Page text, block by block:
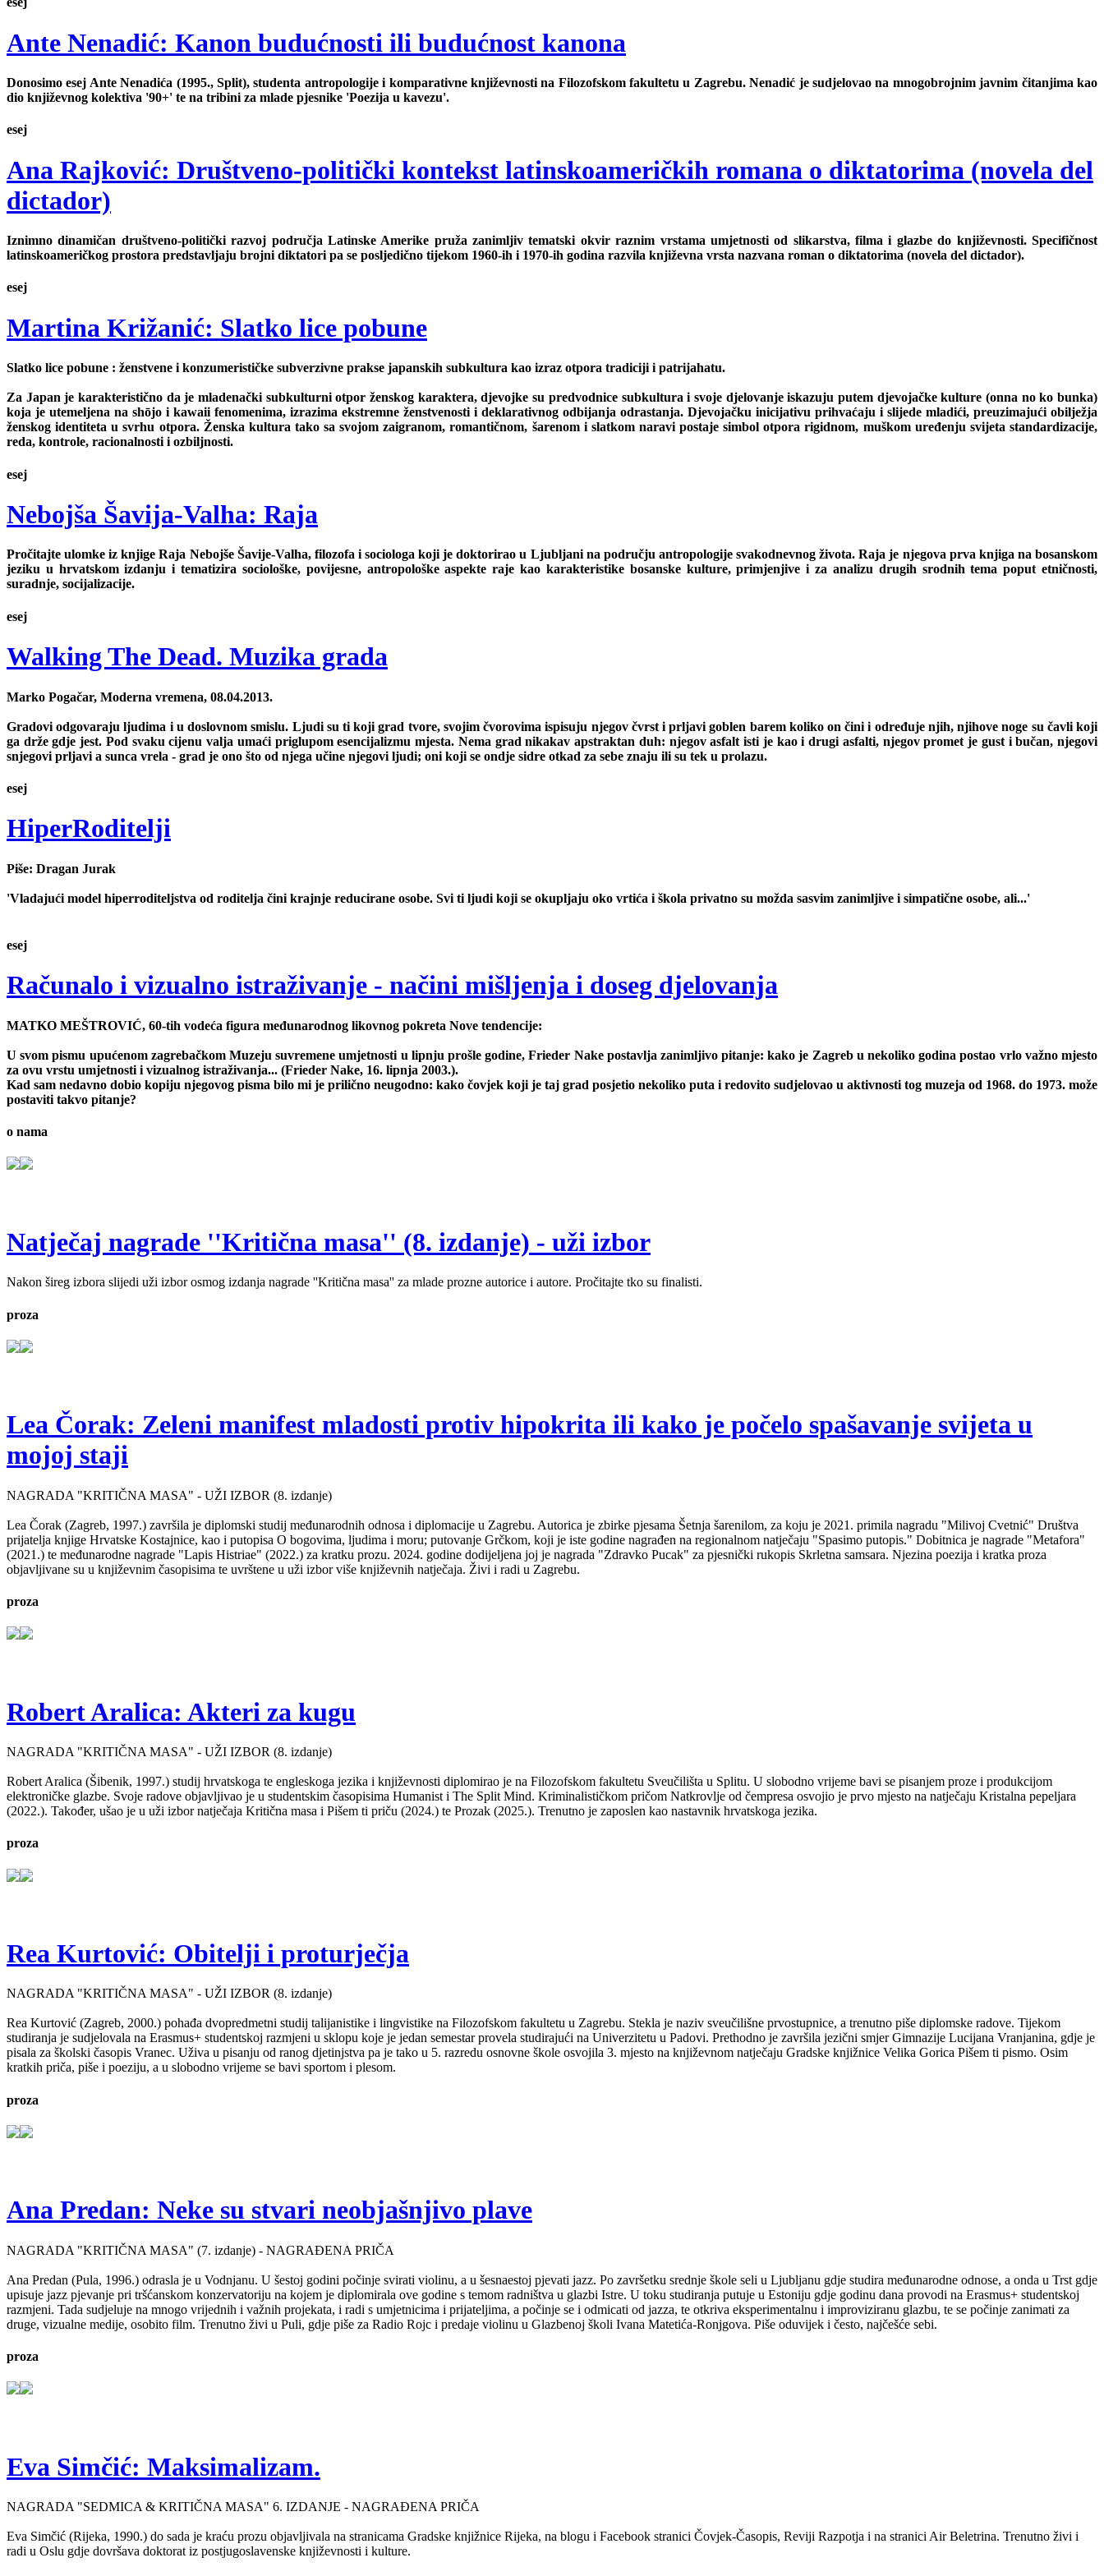
Ante Nenadić: Kanon budućnosti ili budućnost kanona
Donosimo esej Ante Nenadića (1995., Split), studenta antropologije i komparativne književnosti na Filozofskom fakultetu u Zagrebu. Nenadić je sudjelovao na mnogobrojnim javnim čitanjima kao
dio književnog kolektiva '90+' te na tribini za mlade pjesnike 'Poezija u kavezu'.
esej
Ana Rajković: Društveno-politički kontekst latinskoameričkih romana o diktatorima (novela del
dictador)
Iznimno dinamičan društveno-politički razvoj područja Latinske Amerike pruža zanimljiv tematski okvir raznim vrstama umjetnosti od slikarstva, filma i glazbe do književnosti. Specifičnost
latinskoameričkog prostora predstavljaju brojni diktatori pa se posljedično tijekom 1960-ih i 1970-ih godina razvila književna vrsta nazvana roman o diktatorima (novela del dictador).
esej
Martina Križanić: Slatko lice pobune
Slatko lice pobune : ženstvene i konzumerističke subverzivne prakse japanskih subkultura kao izraz otpora tradiciji i patrijahatu.
Za Japan je karakteristično da je mladenački subkulturni otpor ženskog karaktera, djevojke su predvodnice subkultura i svoje djelovanje iskazuju putem djevojačke kulture (onna no ko bunka)
koja je utemeljena na shōjo i kawaii fenomenima, izrazima ekstremne ženstvenosti i deklarativnog odbijanja odrastanja. Djevojačku inicijativu prihvaćaju i slijede mladići, preuzimajući obilježja
ženskog identiteta u svrhu otpora. Ženska kultura tako sa svojom zaigranom, romantičnom, šarenom i slatkom naravi postaje simbol otpora rigidnom, muškom uređenju svijeta standardizacije,
reda, kontrole, racionalnosti i ozbiljnosti.
esej
Nebojša Šavija-Valha: Raja
Pročitajte ulomke iz knjige Raja Nebojše Šavije-Valha, filozofa i sociologa koji je doktorirao u Ljubljani na području antropologije svakodnevnog života. Raja je njegova prva knjiga na bosanskom
jeziku u hrvatskom izdanju i tematizira sociološke, povijesne, antropološke aspekte raje kao karakteristike bosanske kulture, primjenjive i za analizu drugih srodnih tema poput etničnosti,
suradnje, socijalizacije.
esej
Walking The Dead. Muzika grada
Marko Pogačar, Moderna vremena, 08.04.2013.
Gradovi odgovaraju ljudima i u doslovnom smislu. Ljudi su ti koji grad tvore, svojim čvorovima ispisuju njegov čvrst i prljavi goblen barem koliko on čini i određuje njih, njihove noge su čavli koji
ga drže gdje jest. Pod svaku cijenu valja umaći priglupom esencijalizmu mjesta. Nema grad nikakav apstraktan duh: njegov asfalt isti je kao i drugi asfalti, njegov promet je gust i bučan, njegovi
snjegovi prljavi a sunca vrela - grad je ono što od njega učine njegovi ljudi; oni koji se ondje sidre otkad za sebe znaju ili su tek u prolazu.
esej
HiperRoditelji
Piše: Dragan Jurak
'Vladajući model hiperroditeljstva od roditelja čini krajnje reducirane osobe. Svi ti ljudi koji se okupljaju oko vrtića i škola privatno su možda sasvim zanimljive i simpatične osobe, ali...'
esej
Računalo i vizualno istraživanje - načini mišljenja i doseg djelovanja
MATKO MEŠTROVIĆ, 60-tih vodeća figura međunarodnog likovnog pokreta Nove tendencije:
U svom pismu upućenom zagrebačkom Muzeju suvremene umjetnosti u lipnju prošle godine, Frieder Nake postavlja zanimljivo pitanje: kako je Zagreb u nekoliko godina postao vrlo važno mjesto
za ovu vrstu umjetnosti i vizualnog istraživanja... (Frieder Nake, 16. lipnja 2003.).
Kad sam nedavno dobio kopiju njegovog pisma bilo mi je prilično neugodno: kako čovjek koji je taj grad posjetio nekoliko puta i redovito sudjelovao u aktivnosti tog muzeja od 1968. do 1973. može
postaviti takvo pitanje?
o nama
Natječaj nagrade ''Kritična masa'' (8. izdanje) - uži izbor
Nakon šireg izbora slijedi uži izbor osmog izdanja nagrade ''Kritična masa'' za mlade prozne autorice i autore. Pročitajte tko su finalisti.
proza
Lea Čorak: Zeleni manifest mladosti protiv hipokrita ili kako je počelo spašavanje svijeta u
mojoj staji
NAGRADA "KRITIČNA MASA" - UŽI IZBOR (8. izdanje)
Lea Čorak (Zagreb, 1997.) završila je diplomski studij međunarodnih odnosa i diplomacije u Zagrebu. Autorica je zbirke pjesama Šetnja šarenilom, za koju je 2021. primila nagradu "Milivoj Cvetnić" Društva
prijatelja knjige Hrvatske Kostajnice, kao i putopisa O bogovima, ljudima i moru; putovanje Grčkom, koji je iste godine nagrađen na regionalnom natječaju "Spasimo putopis." Dobitnica je nagrade "Metafora"
(2021.) te međunarodne nagrade "Lapis Histriae" (2022.) za kratku prozu. 2024. godine dodijeljena joj je nagrada "Zdravko Pucak" za pjesnički rukopis Skrletna samsara. Njezina poezija i kratka proza
objavljivane su u književnim časopisima te uvrštene u uži izbor više književnih natječaja. Živi i radi u Zagrebu.
proza
Robert Aralica: Akteri za kugu
NAGRADA "KRITIČNA MASA" - UŽI IZBOR (8. izdanje)
Robert Aralica (Šibenik, 1997.) studij hrvatskoga te engleskoga jezika i književnosti diplomirao je na Filozofskom fakultetu Sveučilišta u Splitu. U slobodno vrijeme bavi se pisanjem proze i produkcijom
elektroničke glazbe. Svoje radove objavljivao je u studentskim časopisima Humanist i The Split Mind. Kriminalističkom pričom Natkrovlje od čempresa osvojio je prvo mjesto na natječaju Kristalna pepeljara
(2022.). Također, ušao je u uži izbor natječaja Kritična masa i Pišem ti priču (2024.) te Prozak (2025.). Trenutno je zaposlen kao nastavnik hrvatskoga jezika.
proza
Rea Kurtović: Obitelji i proturječja
NAGRADA "KRITIČNA MASA" - UŽI IZBOR (8. izdanje)
Rea Kurtović (Zagreb, 2000.) pohađa dvopredmetni studij talijanistike i lingvistike na Filozofskom fakultetu u Zagrebu. Stekla je naziv sveučilišne prvostupnice, a trenutno piše diplomske radove. Tijekom
studiranja je sudjelovala na Erasmus+ studentskoj razmjeni u sklopu koje je jedan semestar provela studirajući na Univerzitetu u Padovi. Prethodno je završila jezični smjer Gimnazije Lucijana Vranjanina, gdje je
pisala za školski časopis Vranec. Uživa u pisanju od ranog djetinjstva pa je tako u 5. razredu osnovne škole osvojila 3. mjesto na književnom natječaju Gradske knjižnice Velika Gorica Pišem ti pismo. Osim
kratkih priča, piše i poeziju, a u slobodno vrijeme se bavi sportom i plesom.
proza
Ana Predan: Neke su stvari neobjašnjivo plave
NAGRADA "KRITIČNA MASA" (7. izdanje) - NAGRAĐENA PRIČA
Ana Predan (Pula, 1996.) odrasla je u Vodnjanu. U šestoj godini počinje svirati violinu, a u šesnaestoj pjevati jazz. Po završetku srednje škole seli u Ljubljanu gdje studira međunarodne odnose, a onda u Trst gdje
upisuje jazz pjevanje pri tršćanskom konzervatoriju na kojem je diplomirala ove godine s temom radništva u glazbi Istre. U toku studiranja putuje u Estoniju gdje godinu dana provodi na Erasmus+ studentskoj
razmjeni. Tada sudjeluje na mnogo vrijednih i važnih projekata, i radi s umjetnicima i prijateljima, a počinje se i odmicati od jazza, te otkriva eksperimentalnu i improviziranu glazbu, te se počinje zanimati za
druge, vizualne medije, osobito film. Trenutno živi u Puli, gdje piše za Radio Rojc i predaje violinu u Glazbenoj školi Ivana Matetića-Ronjgova. Piše oduvijek i često, najčešće sebi.
proza
Eva Simčić: Maksimalizam.
NAGRADA "SEDMICA & KRITIČNA MASA" 6. IZDANJE - NAGRAĐENA PRIČA
Eva Simčić (Rijeka, 1990.) do sada je kraću prozu objavljivala na stranicama Gradske knjižnice Rijeka, na blogu i Facebook stranici Čovjek-Časopis, Reviji Razpotja i na stranici Air Beletrina. Trenutno živi i
radi u Oslu gdje dovršava doktorat iz postjugoslavenske književnosti i kulture.